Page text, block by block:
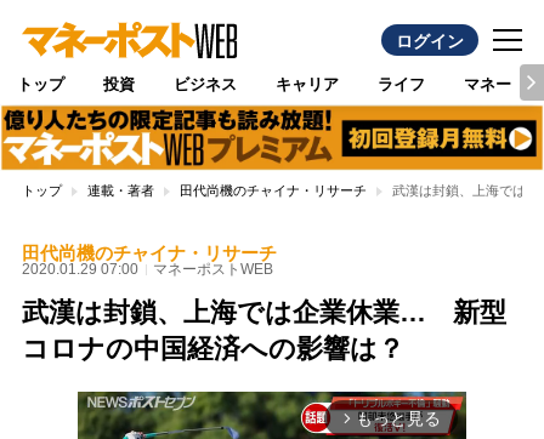
ログイン
トップ 投資 ビジネス キャリア ライフ マネー
トップ 連載・著者 田代尚機のチャイナ・リサーチ 武漢は封鎖、上海では
田代尚機のチャイナ・リサーチ
2020.01.29 07:00 マネーポストWEB
武漢は封鎖、上海では企業休業… 新型
コロナの中国経済への影響は？
arrow_forward_ios もっと見る